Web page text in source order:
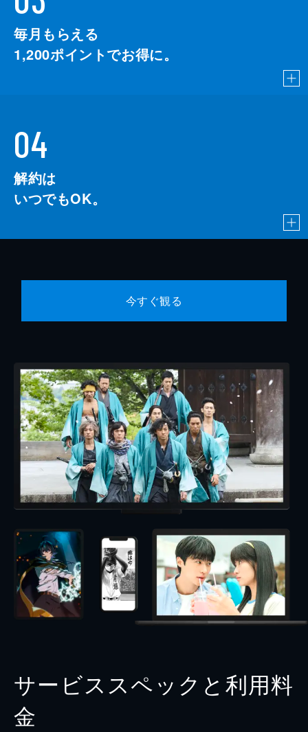
毎月もらえる
1,200ポイントでお得に。
04
解約は
いつでもOK。
今すぐ観る
サービススペックと利用料
金